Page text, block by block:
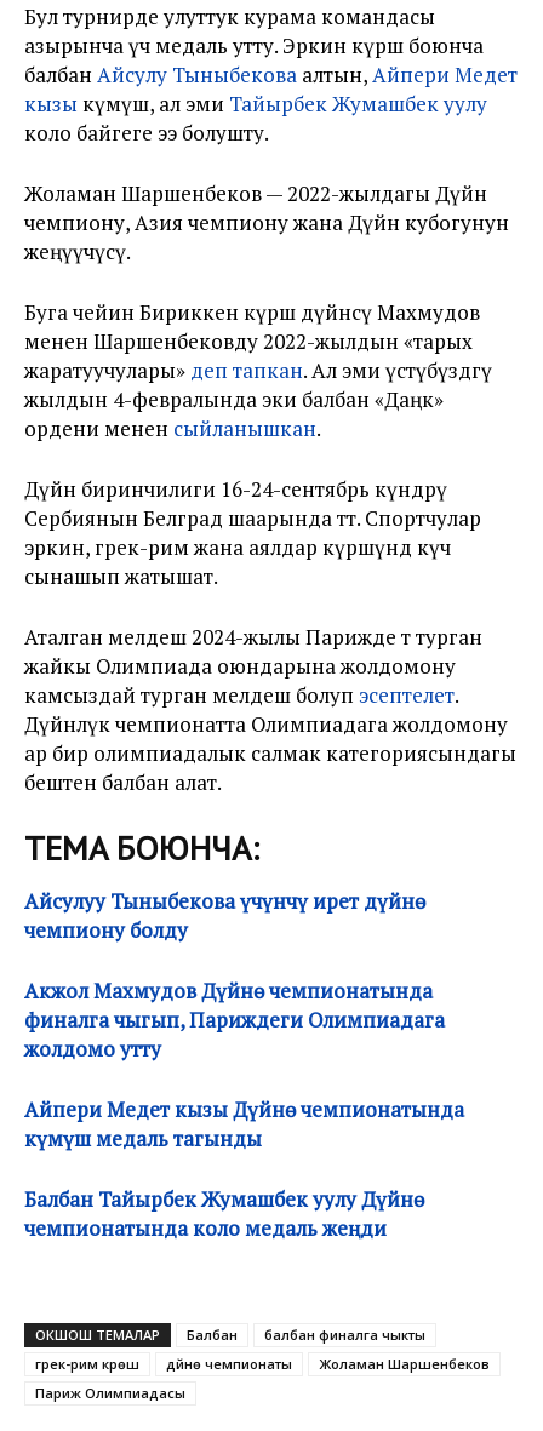
Бул турнирде улуттук курама командасы
азырынча үч медаль утту. Эркин күрөш боюнча
балбан Айсулу Тыныбекова алтын, Айпери Медет
кызы күмүш, ал эми Тайырбек Жумашбек уулу
коло байгеге ээ болушту.
Жоламан Шаршенбеков — 2022-жылдагы Дүйнө
чемпиону, Азия чемпиону жана Дүйнө кубогунун
жеңүүчүсү.
Буга чейин Бириккен күрөш дүйнөсү Махмудов
менен Шаршенбековду 2022-жылдын «тарых
жаратуучулары» деп тапкан. Ал эми үстүбүздөгү
жылдын 4-февралында эки балбан «Даңк»
ордени менен сыйланышкан.
Дүйнө биринчилиги 16-24-сентябрь күндөрү
Сербиянын Белград шаарында өтөт. Спортчулар
эркин, грек-рим жана аялдар күрөшүндө күч
сынашып жатышат.
Аталган мелдеш 2024-жылы Парижде өтө турган
жайкы Олимпиада оюндарына жолдомону
камсыздай турган мелдеш болуп эсептелет.
Дүйнөлүк чемпионатта Олимпиадага жолдомону
ар бир олимпиадалык салмак категориясындагы
бештен балбан алат.
ТЕМА БОЮНЧА:
Айсулуу Тыныбекова үчүнчү ирет дүйнө
чемпиону болду
Акжол Махмудов Дүйнө чемпионатында
финалга чыгып, Париждеги Олимпиадага
жолдомо утту
Айпери Медет кызы Дүйнө чемпионатында
күмүш медаль тагынды
Балбан Тайырбек Жумашбек уулу Дүйнө
чемпионатында коло медаль жеңди
ОКШОШ ТЕМАЛАР Балбан
балбан финалга чыкты
грек-рим күрөшү
дүйнө чемпионаты
Жоламан Шаршенбеков
Париж Олимпиадасы